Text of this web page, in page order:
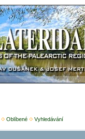
Oblíbené Vyhledávání